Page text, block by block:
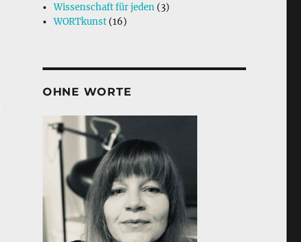
Wissenschaft für jeden (3)
WORTkunst (16)
OHNE WORTE